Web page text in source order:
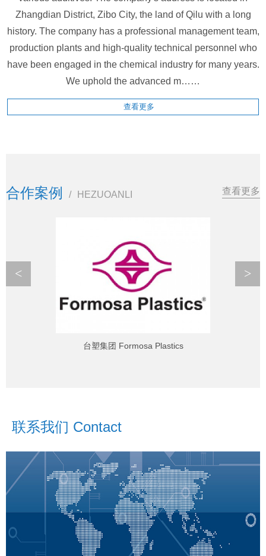
Zhangdian District, Zibo City, the land of Qilu with a long
history. The company has a professional management team,
production plants and high-quality technical personnel who
have been engaged in the chemical industry for many years.
We uphold the advanced m……
查看更多
合作案例 / HEZUOANLI 查看更多
台塑集团 Formosa Plastics
< >
联系我们 Contact